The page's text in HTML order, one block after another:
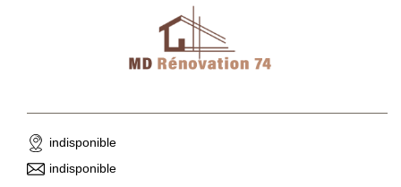
indisponible
indisponible